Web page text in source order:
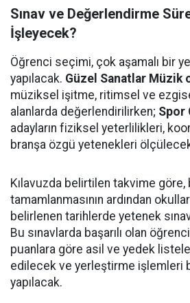
Sınav ve Değerlendirme
İşleyecek?
Öğrenci seçimi, çok aşamalı bir
yapılacak. Güzel Sanatlar Müzik
müziksel işitme, ritimsel ve
alanlarda değerlendirilirken; Spor
adayların fiziksel yeterlilikleri,
branşa özgü yetenekleri
Kılavuzda belirtilen takvime göre,
tamamlanmasının ardından
belirlenen tarihlerde yetenek
Bu sınavlarda başarılı olan
puanlara göre asil ve yedek
edilecek ve yerleştirme işlemleri
yapılacak.